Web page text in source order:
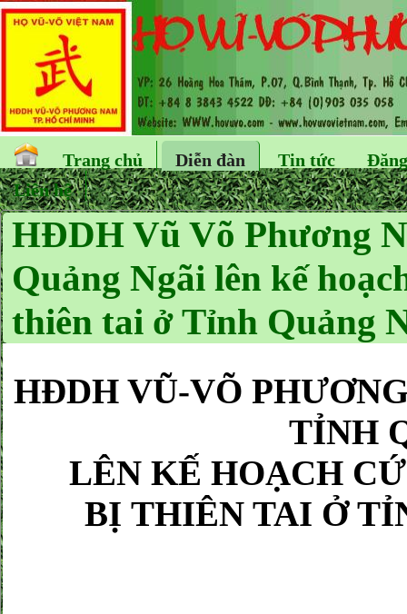
Trang chủ Diễn đàn Tin tức
Liên hệ
HĐDH Vũ Võ Phương
Quảng Ngãi lên kế
thiên tai ở Tỉnh Quảng
HĐDH VŨ-VÕ
TỈNH
LÊN KẾ HOẠCH
BỊTHIÊN TAI Ở